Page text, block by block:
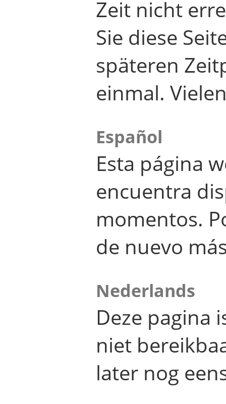
Zeit nicht
Sie diese
späteren
einmal.
Español
Esta página
encuentra
momentos.
de nuevo
Nederlands
Deze pagina
niet
later nog